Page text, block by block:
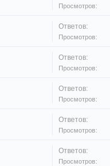
Просмотров:
Ответов:
Просмотров:
Ответов:
Просмотров:
Ответов:
Просмотров:
Ответов:
Просмотров:
Ответов:
Просмотров: